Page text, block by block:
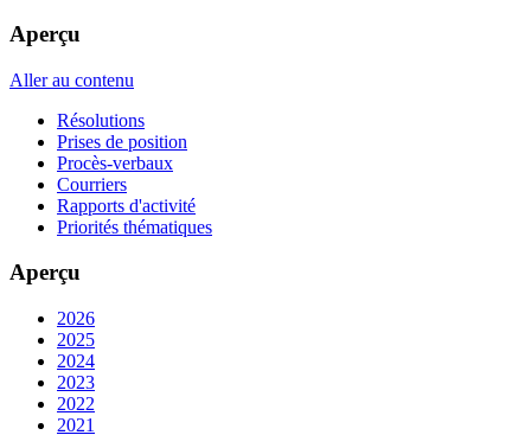
Aperçu
Aller au contenu
Résolutions
Prises de position
Procès-verbaux
Courriers
Rapports d'activité
Priorités thématiques
Aperçu
2026
2025
2024
2023
2022
2021